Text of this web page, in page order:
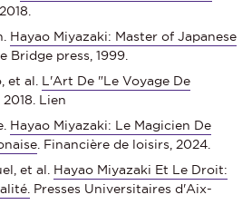
Hayao Miyazaki: Master of Japanese
Bridge press, 1999.
et al. L'Art De "Le Voyage De
2018. Lien
Hayao Miyazaki: Le Magicien De
. Financière de loisirs, 2024.
et al. Hayao Miyazaki Et Le Droit:
Presses Universitaires d'Aix-